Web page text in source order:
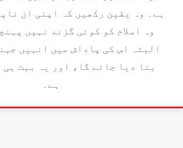
ہے۔ وہ یقین رکھیں کہ اپنی ان
وہ اسلام کو کوئی گزند نہیں
البتہ اس کی پاداش میں انہیں
بنا دیا جائے گا، اور یہ بہت ہی
ہے۔